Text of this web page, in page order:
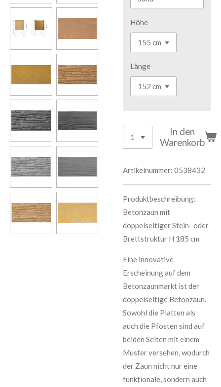
Höhe
Länge
In den
Warenkorb
Artikelnummer: 0538432
Produktbeschreibung:
Betonzaun mit
doppelseitiger Stein- oder
Brettstruktur H 185 cm
Eine innovative
Erscheinung auf dem
Betonzaunmarkt ist der
doppelseitige Betonzaun.
Sowohl die Platten als
auch die Pfosten sind auf
beiden Seiten mit einem
Muster versehen, wodurch
der Zaun nicht nur eine
funktionale, sondern auch